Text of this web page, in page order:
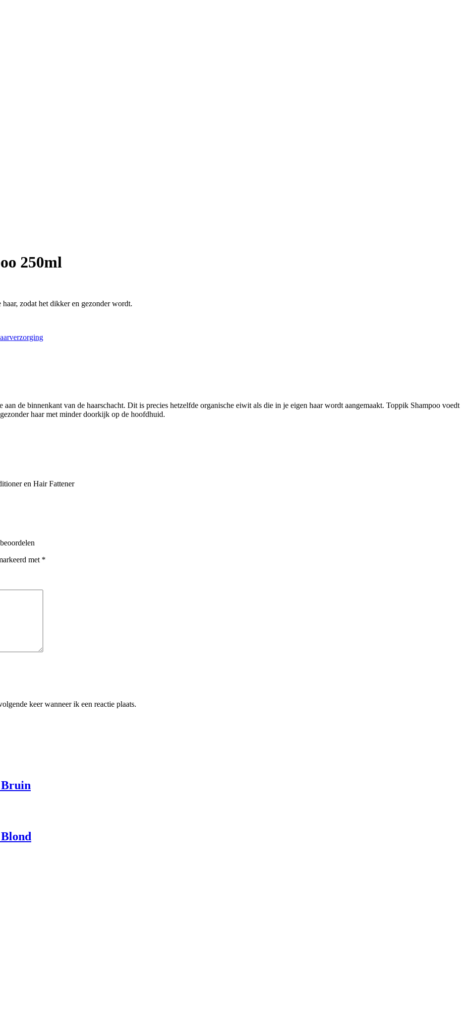
250ml
zodat het dikker en gezonder wordt.
de binnenkant van de haarschacht. Dit is precies hetzelfde organische eiwit als die in je eigen haar wordt aangemaakt. Toppik Shampoo voedt
haar met minder doorkijk op de hoofdhuid.
en Hair Fattener
met *
keer wanneer ik een reactie plaats.